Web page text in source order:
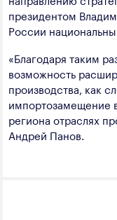
президентом
России
«Благодаря таким
возможность
производства, как
импортозамещение
региона отраслях
Андрей Панов.